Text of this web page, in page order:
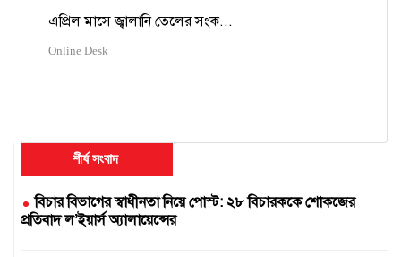
এপ্রিল মাসে জ্বালানি তেলের সংক...
Online Desk
শীর্ষ সংবাদ
বিচার বিভাগের স্বাধীনতা নিয়ে পোস্ট: ২৮ বিচারককে শোকজের
প্রতিবাদ ল’ইয়ার্স অ্যালায়েন্সের